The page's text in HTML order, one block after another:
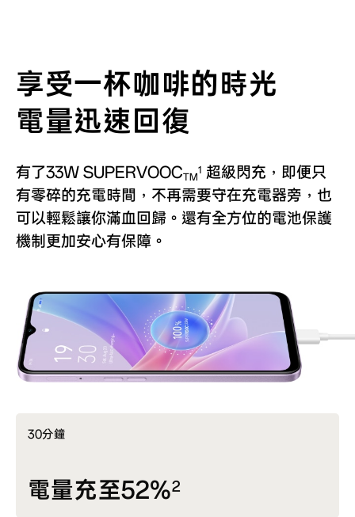
享受一杯咖啡的時光
電量迅速回復
有了33W SUPERVOOCTM
1 超級閃充，即便只
有零碎的充電時間，不再需要守在充電器旁，也
可以輕鬆讓你滿血回歸。還有全方位的電池保護
機制更加安心有保障。
30分鐘
電量充至52%2